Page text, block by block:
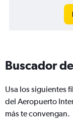
Buscador
Usa los siguientes
del Aeropuerto
más te convengan.